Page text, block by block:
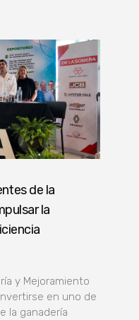
de la
la
y Mejoramiento
en uno de
la ganadería